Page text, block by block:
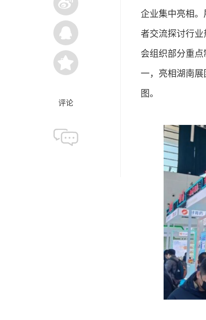
评论
企业集中亮相
者交流探讨行
会组织部分重
一，亮相湖南
图。